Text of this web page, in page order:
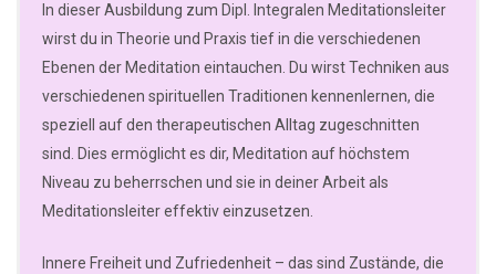
In dieser Ausbildung zum Dipl. Integralen Meditationsleiter
wirst du in Theorie und Praxis tief in die verschiedenen
Ebenen der Meditation eintauchen. Du wirst Techniken aus
verschiedenen spirituellen Traditionen kennenlernen, die
speziell auf den therapeutischen Alltag zugeschnitten
sind. Dies ermöglicht es dir, Meditation auf höchstem
Niveau zu beherrschen und sie in deiner Arbeit als
Meditationsleiter effektiv einzusetzen.
Innere Freiheit und Zufriedenheit – das sind Zustände, die